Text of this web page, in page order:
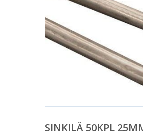
SINKILÄ 50KPL